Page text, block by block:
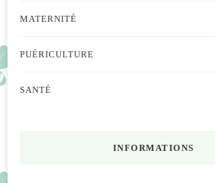
MATERNITÉ
PUÉRICULTURE
SANTÉ
INFORMATIONS